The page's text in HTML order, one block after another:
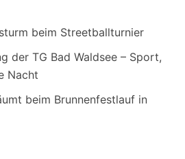
beim Streetballturnier
der TG Bad Waldsee – Sport,
Nacht
beim Brunnenfestlauf in